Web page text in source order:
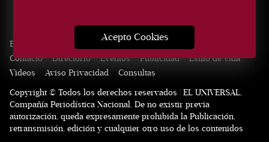
Acepto Cookies
Edición Impresa
Realeza
Contacto
Directorio Eventos Publicidad
Estilo de vida
Videos
Aviso Privacidad
Consultas
Copyright © Todos los derechos reservados | EL UNIVERSAL,
Compañía Periodística Nacional. De no existir previa
autorización, queda expresamente prohibida la Publicación,
retransmisión, edición y cualquier otro uso de los contenidos